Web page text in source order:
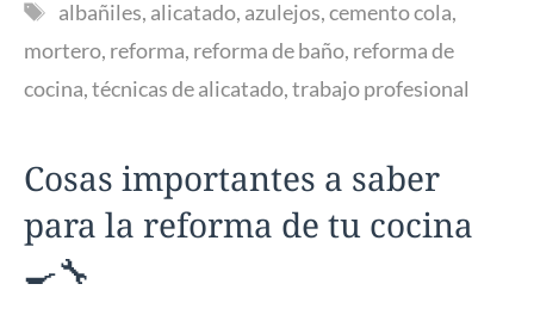
Etiquetas
albañiles, alicatado, azulejos,cemento cola,
mortero, reforma, reforma de baño, reforma de
cocina,técnicas de alicatado,trabajo profesional
Cosas importantes a saber
para la reforma de tu cocina
🍳🔧